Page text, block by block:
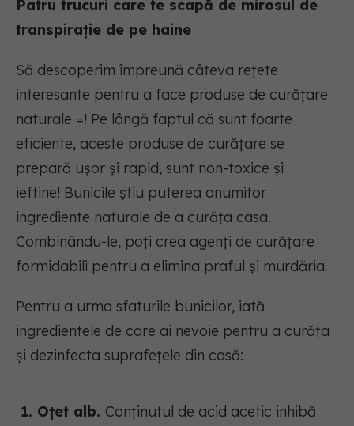
Patru trucuri care te scapă de mirosul de
transpirație de pe haine
Să descoperim împreună câteva rețete
interesante pentru a face produse de curățare
naturale =! Pe lângă faptul că sunt foarte
eficiente, aceste produse de curățare se
prepară ușor și rapid, sunt non-toxice și
ieftine! Bunicile știu puterea anumitor
ingrediente naturale de a curăța casa.
Combinându-le, poți crea agenți de curățare
formidabili pentru a elimina praful și murdăria.
Pentru a urma sfaturile bunicilor, iată
ingredientele de care ai nevoie pentru a curăța
și dezinfecta suprafețele din casă:
1. Oțet alb. Conținutul de acid acetic inhibă